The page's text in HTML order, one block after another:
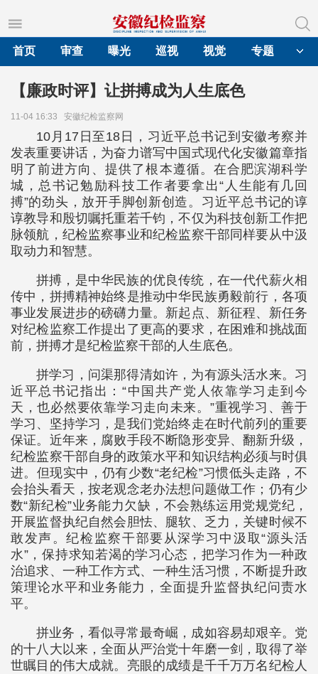
首页
审查 曝光 巡视 视觉 专题
【廉政时评】让拼搏成为人生底色
11-04 16:33 安徽纪检监察网
10月17日至18日，习近平总书记到安徽考察并
发表重要讲话，为奋力谱写中国式现代化安徽篇章指
明了前进方向、提供了根本遵循。在合肥滨湖科学
城，总书记勉励科技工作者要拿出“人生能有几回
搏”的劲头，放开手脚创新创造。习近平总书记的谆
谆教导和殷切嘱托重若千钧，不仅为科技创新工作把
脉领航，纪检监察事业和纪检监察干部同样要从中汲
取动力和智慧。
拼搏，是中华民族的优良传统，在一代代薪火相
传中，拼搏精神始终是推动中华民族勇毅前行，各项
事业发展进步的磅礴力量。新起点、新征程、新任务
对纪检监察工作提出了更高的要求，在困难和挑战面
前，拼搏才是纪检监察干部的人生底色。
拼学习，问渠那得清如许，为有源头活水来。习
近平总书记指出：“中国共产党人依靠学习走到今
天，也必然要依靠学习走向未来。”重视学习、善于
学习、坚持学习，是我们党始终走在时代前列的重要
保证。近年来，腐败手段不断隐形变异、翻新升级，
纪检监察干部自身的政策水平和知识结构必须与时俱
进。但现实中，仍有少数“老纪检”习惯低头走路，不
会抬头看天，按老观念老办法想问题做工作；仍有少
数“新纪检”业务能力欠缺，不会熟练运用党规党纪，
开展监督执纪自然会胆怯、腿软、乏力，关键时候不
敢发声。纪检监察干部要从深学习中汲取“源头活
水”，保持求知若渴的学习心态，把学习作为一种政
治追求、一种工作方式、一种生活习惯，不断提升政
策理论水平和业务能力，全面提升监督执纪问责水
平。
拼业务，看似寻常最奇崛，成如容易却艰辛。党
的十八大以来，全面从严治党十年磨一剑，取得了举
世瞩目的伟大成就。亮眼的成绩是千千万万名纪检人